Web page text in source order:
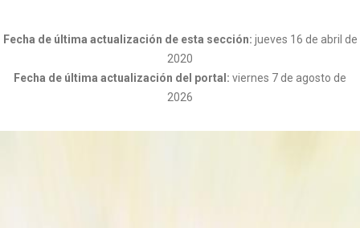
Fecha de última actualización de esta sección: jueves 16 de abril de
2020
Fecha de última actualización del portal: viernes 7 de agosto de
2026